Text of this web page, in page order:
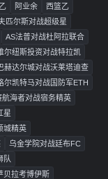
阿业余
西篮乙
匹尔斯对战超级星
AS法普对战杜阿拉联合
尔纽斯投资对战特拉凯
赫达尔城对战沃莱塔迪查
尔凯特马对战国防军ETH
航海者对战宿务精英
星
城精英
乌金学院对战廷布FC
队
贝拉考博伊斯